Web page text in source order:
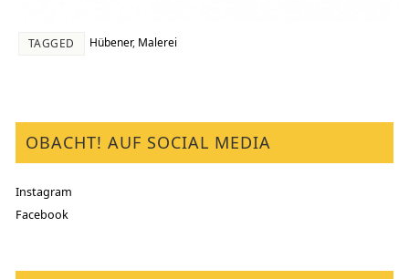
TAGGED Hübener, Malerei
OBACHT! AUF SOCIAL MEDIA
Instagram
Facebook